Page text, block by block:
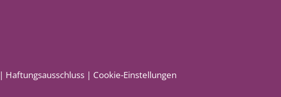
| Haftungsausschluss| Cookie-Einstellungen